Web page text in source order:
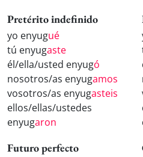
Pretérito indefinido
yo enyugué
tú enyugaste
él/ella/usted enyugó
nosotros/as enyugamos
vosotros/as enyugasteis
ellos/ellas/ustedes
enyugaron
Futuro perfecto